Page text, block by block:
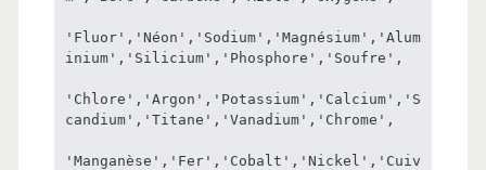
'Fluor','Néon','Sodium','Magnésium','Alum
inium','Silicium','Phosphore','Soufre',
'Chlore','Argon','Potassium','Calcium','S
candium','Titane','Vanadium','Chrome',
'Manganèse','Fer','Cobalt','Nickel','Cuiv